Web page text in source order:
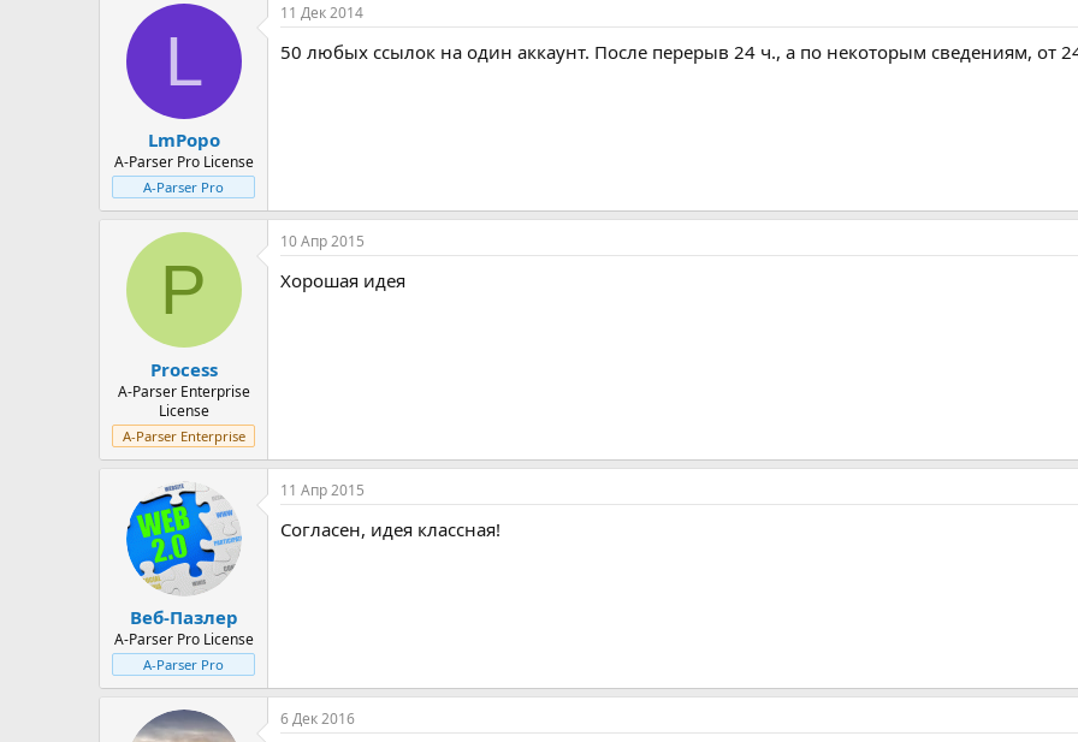
L
LmPopo
A-Parser Pro License
A-Parser Pro
11 Дек 2014
50 любых ссылок на один аккаунт. После перерыв 24 ч., а по некоторым сведениям, от
P
Process
A-Parser Enterprise
License
A-Parser Enterprise
10 Апр 2015
Хорошая идея
Веб-Пазлер
A-Parser Pro License
A-Parser Pro
11 Апр 2015
Согласен, идея классная!
6 Дек 2016